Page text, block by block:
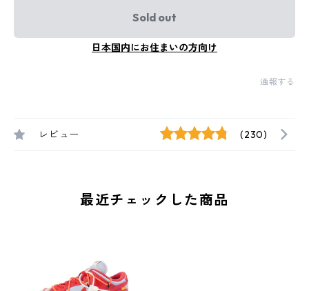
Sold out
日本国内にお住まいの方向け
通報する
レビュー (230)
最近チェックした商品